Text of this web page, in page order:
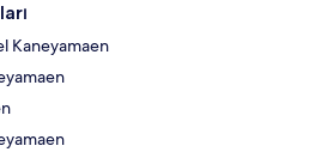
Kaneyamaen